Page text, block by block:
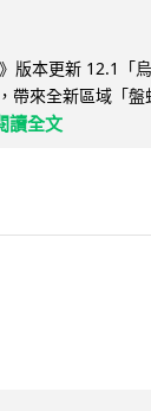
版本更新 12.1「
帶來全新區域「
讀全文